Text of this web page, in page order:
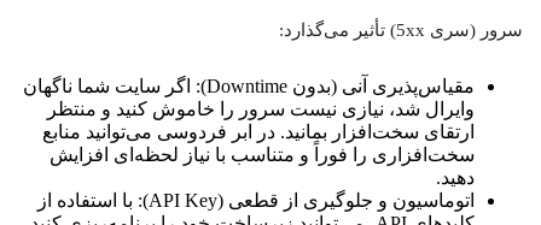
سرور (سری 5xx) تأثیر می‌گذارد:
مقیاس‌پذیری آنی (بدون Downtime): اگر سایت شما ناگهان
وایرال شد، نیازی نیست سرور را خاموش کنید و منتظر
ارتقای سخت‌افزار بمانید. در ابر فردوسی می‌توانید منابع
سخت‌افزاری را فوراً و متناسب با نیاز لحظه‌ای افزایش
دهید.
اتوماسیون و جلوگیری از قطعی (API Key): با استفاده از